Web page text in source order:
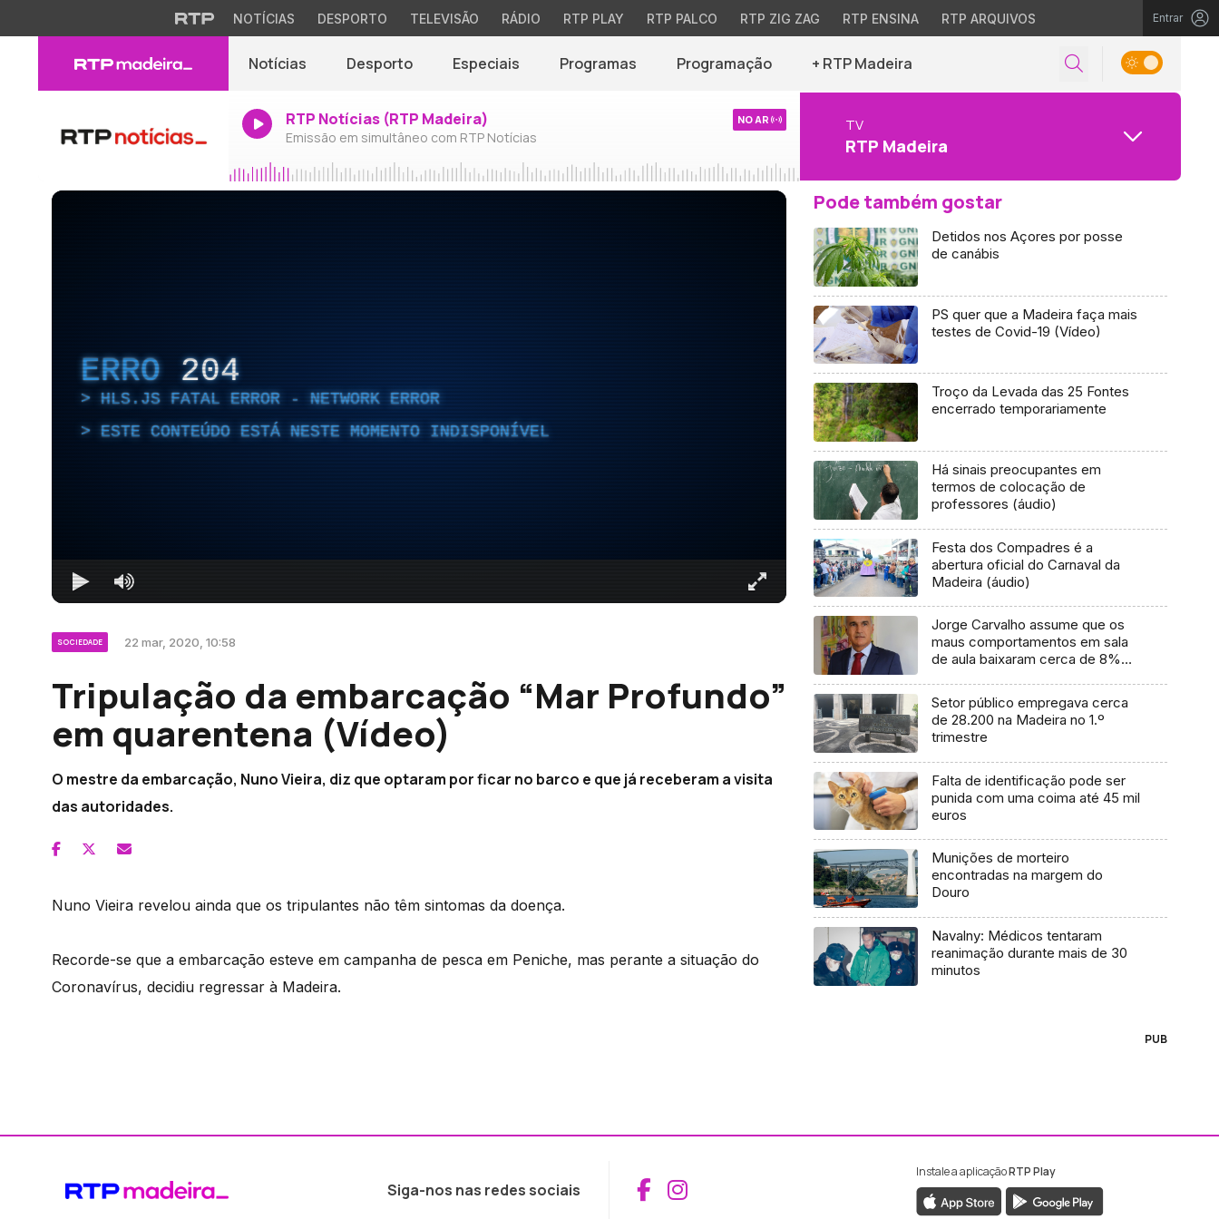
NOTÍCIAS DESPORTO TELEVISÃO RÁDIO RTP PLAY RTP PALCO RTP ZIG ZAG RTP ENSINA RTP ARQUIVOS Entrar
Notícias Desporto Especiais Programas Programação + RTP Madeira
RTP Notícias (RTP Madeira)
Emissão em simultâneo com RTP Notícias
NO AR TV
RTP Madeira
ERRO 204
HLS.JS FATAL ERROR - NETWORK ERROR
ESTE CONTEÚDO ESTÁ NESTE MOMENTO INDISPONÍVEL
SOCIEDADE 22 mar, 2020, 10:58
Tripulação da embarcação “Mar Profundo”
em quarentena (Vídeo)
O mestre da embarcação, Nuno Vieira, diz que optaram por ficar no barco e que já receberam a visita
das autoridades.
Nuno Vieira revelou ainda que os tripulantes não têm sintomas da doença.
Recorde-se que a embarcação esteve em campanha de pesca em Peniche, mas perante a situação do
Coronavírus, decidiu regressar à Madeira.
Pode também gostar
Detidos nos Açores por posse
de canábis
PS quer que a Madeira faça mais
testes de Covid-19 (Vídeo)
Troço da Levada das 25 Fontes
encerrado temporariamente
Há sinais preocupantes em
termos de colocação de
professores (áudio)
Festa dos Compadres é a
abertura oficial do Carnaval da
Madeira (áudio)
Jorge Carvalho assume que os
maus comportamentos em sala
de aula baixaram cerca de 8%
Setor público empregava cerca
de 28.200 na Madeira no 1.º
trimestre
Falta de identificação pode ser
punida com uma coima até 45 mil
euros
Munições de morteiro
encontradas na margem do
Douro
Navalny: Médicos tentaram
reanimação durante mais de 30
minutos
PUB
Siga-nos nas redes sociais Aceder ao Facebook da RTP Madeira
Aceder ao Instagram da RTP Madeira
Instale a aplicaçãoRTP Play